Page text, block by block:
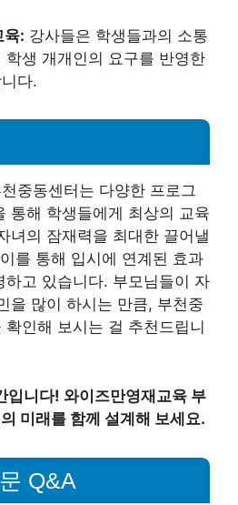
육: 강사들은 학생들과의 소통
학생 개개인의 요구를 반영한
다.
중동센터는 다양한 프로그
통해 학생들에게 최상의 교육
녀의 잠재력을 최대한 끌어낼
를 통해 입시에 연계된 효과
하고 있습니다. 부모님들이 자
을 많이 하시는 만큼, 부천중
인해 보시는 걸 추천드립니
입니다! 와이즈만영재교육 부
미래를 함께 설계해 보세요.
Q&A